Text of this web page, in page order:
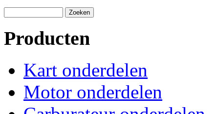
Producten
Kart onderdelen
Motor onderdelen